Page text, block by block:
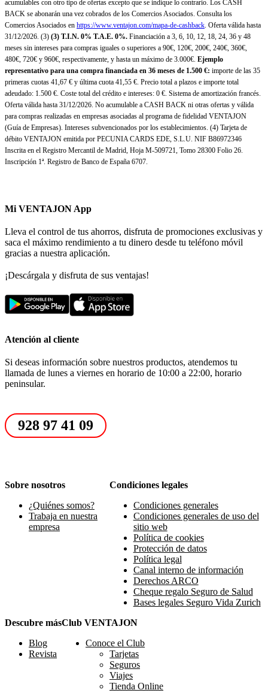
acumulables con otro tipo de ofertas excepto que se indique lo contrario. Los CASH
BACK se abonarán una vez cobrados de los Comercios Asociados. Consulta los
Comercios Asociados en https://www.ventajon.com/mapa-de-cashback. Oferta válida hasta
31/12/2026. (3) (3) T.I.N. 0% T.A.E. 0%. Financiación a 3, 6, 10, 12, 18, 24, 36 y 48
meses sin intereses para compras iguales o superiores a 90€, 120€, 200€, 240€, 360€,
480€, 720€ y 960€, respectivamente, y hasta un máximo de 3.000€. Ejemplo
representativo para una compra financiada en 36 meses de 1.500 €: importe de las 35
primeras cuotas 41,67 € y última cuota 41,55 €. Precio total a plazos e importe total
adeudado: 1.500 €. Coste total del crédito e intereses: 0 €. Sistema de amortización francés.
Oferta válida hasta 31/12/2026. No acumulable a CASH BACK ni otras ofertas y válida
para compras realizadas en empresas asociadas al programa de fidelidad VENTAJON
(Guía de Empresas). Intereses subvencionados por los establecimientos. (4) Tarjeta de
débito VENTAJON emitida por PECUNIA CARDS EDE, S.L.U. NIF B86972346
Inscrita en el Registro Mercantil de Madrid, Hoja M-509721, Tomo 28300 Folio 26.
Inscripción 1ª. Registro de Banco de España 6707.
Mi VENTAJON App
Lleva el control de tus ahorros, disfruta de promociones exclusivas y
saca el máximo rendimiento a tu dinero desde tu teléfono móvil
gracias a nuestra aplicación.
¡Descárgala y disfruta de sus ventajas!
Atención al cliente
Si deseas información sobre nuestros productos, atendemos tu
llamada de lunes a viernes en horario de 10:00 a 22:00, horario
peninsular.
928 97 41 09
Sobre nosotros
¿Quiénes somos?
Trabaja en nuestra
empresa
Condiciones legales
Condiciones generales
Condiciones generales de uso del
sitio web
Política de cookies
Protección de datos
Política legal
Canal interno de información
Derechos ARCO
Cheque regalo Seguro de Salud
Bases legales Seguro Vida Zurich
Descubre más
Blog
Revista
Club VENTAJON
Conoce el Club
Tarjetas
Seguros
Viajes
Tienda Online